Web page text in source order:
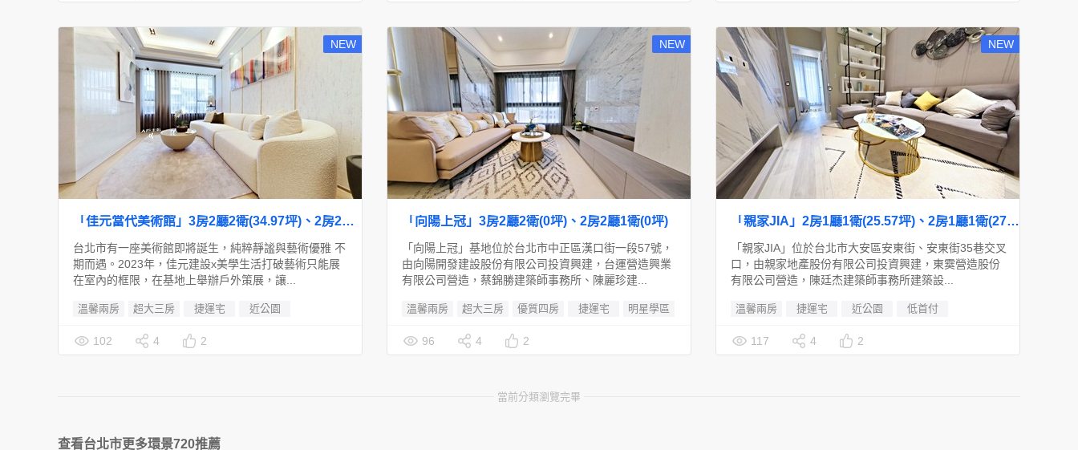
NEW
「佳元當代美術館」3房2廳2衛(34.97坪)、2房2廳2衛(24.95坪)
台北市有一座美術館即將誕生，純粹靜謐與藝術優雅 不
期而遇。2023年，佳元建設x美學生活打破藝術只能展
在室內的框限，在基地上舉辦戶外策展，讓...
溫馨兩房 超大三房 捷運宅 近公園
102 4 2
NEW
「向陽上冠」3房2廳2衛(0坪)、2房2廳1衛(0坪)
「向陽上冠」基地位於台北市中正區漢口街一段57號，
由向陽開發建設股份有限公司投資興建，台運營造興業
有限公司營造，蔡錦勝建築師事務所、陳麗珍建...
溫馨兩房 超大三房 優質四房 捷運宅 明星學區
96 4 2
NEW
「親家JIA」2房1廳1衛(25.57坪)、2房1廳1衛(27.56坪)
「親家JIA」位於台北市大安區安東街、安東街35巷交叉
口，由親家地產股份有限公司投資興建，東霙營造股份
有限公司營造，陳廷杰建築師事務所建築設...
溫馨兩房 捷運宅 近公園 低首付
117 4 2
當前分類瀏覽完畢
查看台北市更多環景720推薦